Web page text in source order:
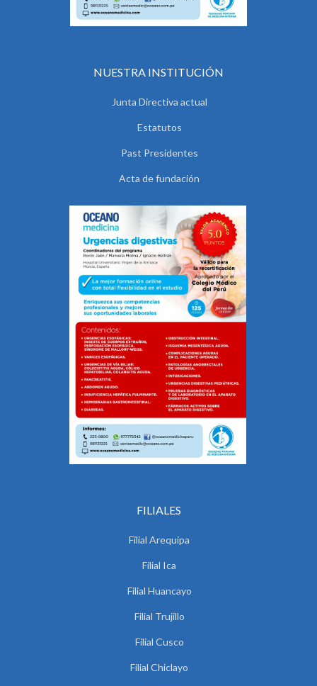
NUESTRA INSTITUCIÓN
Junta Directiva actual
Estatutos
Past Presidentes
Acta de fundación
FILIALES
Filial Arequipa
Filial Ica
Filial Huancayo
Filial Trujillo
Filial Cusco
Filial Chiclayo